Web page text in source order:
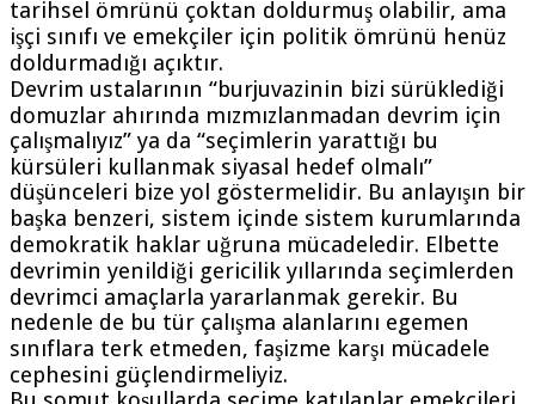
tarihsel ömrünü çoktan doldurmuş olabilir, ama
işçi sınıfı ve emekçiler için politik ömrünü henüz
doldurmadığı açıktır.
Devrim ustalarının “burjuvazinin bizi sürüklediği
domuzlar ahırında mızmızlanmadan devrim için
çalışmalıyız” ya da “seçimlerin yarattığı bu
kürsüleri kullanmak siyasal hedef olmalı”
düşünceleri bize yol göstermelidir. Bu anlayışın bir
başka benzeri, sistem içinde sistem kurumlarında
demokratik haklar uğruna mücadeledir. Elbette
devrimin yenildiği gericilik yıllarında seçimlerden
devrimci amaçlarla yararlanmak gerekir. Bu
nedenle de bu tür çalışma alanlarını egemen
sınıflara terk etmeden, faşizme karşı mücadele
cephesini güçlendirmeliyiz.